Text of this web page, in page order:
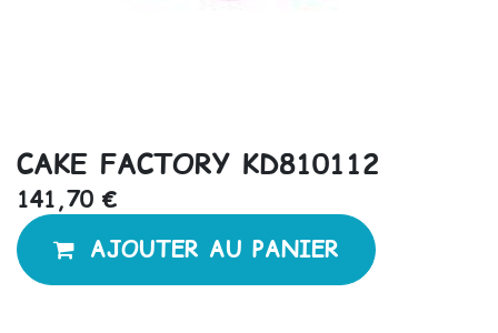
CAKE FACTORY KD810112
141,70 €
AJOUTER AU PANIER